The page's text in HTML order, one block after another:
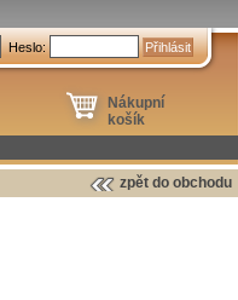
Nákupní
košík
Heslo:
zpět do obchodu